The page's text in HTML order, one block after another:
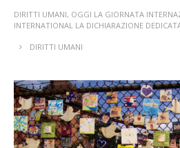
DIRITTI UMANI, OGGI LA GIORNATA
INTERNATIONAL LA DICHIARAZIONE
DIRITTI UMANI